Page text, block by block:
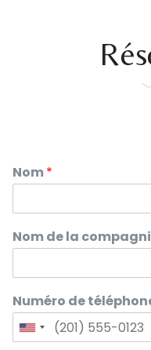
Nom*
Nom de la
Numéro de